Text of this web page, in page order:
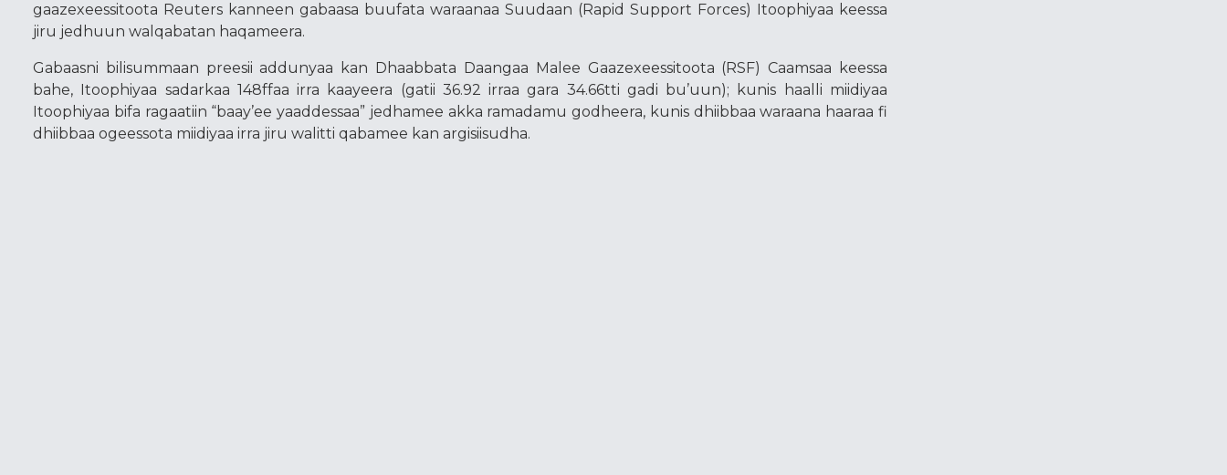
gaazexeessitoota Reuters kanneen gabaasa buufata waraanaa Suudaan (Rapid Support Forces) Itoophiyaa keessa
jiru jedhuun walqabatan haqameera.
Gabaasni bilisummaan preesii addunyaa kan Dhaabbata Daangaa Malee Gaazexeessitoota (RSF) Caamsaa keessa
bahe, Itoophiyaa sadarkaa 148ffaa irra kaayeera (gatii 36.92 irraa gara 34.66tti gadi bu’uun); kunis haalli miidiyaa
Itoophiyaa bifa ragaatiin “baay’ee yaaddessaa” jedhamee akka ramadamu godheera, kunis dhiibbaa waraana haaraa fi
dhiibbaa ogeessota miidiyaa irra jiru walitti qabamee kan argisiisudha.